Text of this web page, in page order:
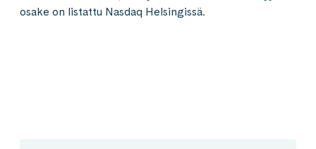
osake on listattu Nasdaq Helsingissä.